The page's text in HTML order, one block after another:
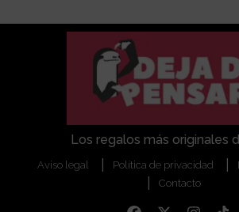
Los regalos más originales
Aviso legal Política de privacidad
Contacto